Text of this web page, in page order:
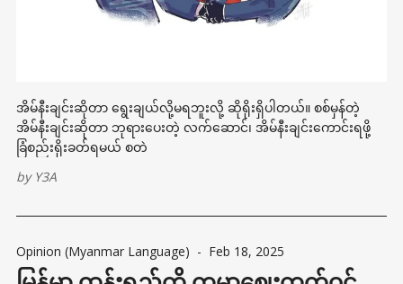
အိမ်နီးချင်းဆိုတာ ရွေးချယ်လို့မရဘူးလို့ ဆိုရိုးရှိပါတယ်။ စစ်မှန်တဲ့
အိမ်နီးချင်းဆိုတာ ဘုရားပေးတဲ့ လက်ဆောင်၊ အိမ်နီးချင်းကောင်းရဖို့
ခြံစည်းရိုးခတ်ရမယ် စတဲ
by Y3A
Opinion (Myanmar Language) - Feb 18, 2025